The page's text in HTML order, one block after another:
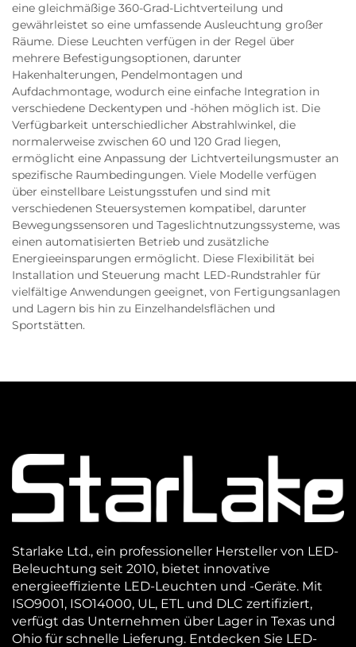
eine gleichmäßige 360-Grad-Lichtverteilung und
gewährleistet so eine umfassende Ausleuchtung großer
Räume. Diese Leuchten verfügen in der Regel über
mehrere Befestigungsoptionen, darunter
Hakenhalterungen, Pendelmontagen und
Aufdachmontage, wodurch eine einfache Integration in
verschiedene Deckentypen und -höhen möglich ist. Die
Verfügbarkeit unterschiedlicher Abstrahlwinkel, die
normalerweise zwischen 60 und 120 Grad liegen,
ermöglicht eine Anpassung der Lichtverteilungsmuster an
spezifische Raumbedingungen. Viele Modelle verfügen
über einstellbare Leistungsstufen und sind mit
verschiedenen Steuersystemen kompatibel, darunter
Bewegungssensoren und Tageslichtnutzungssysteme, was
einen automatisierten Betrieb und zusätzliche
Energieeinsparungen ermöglicht. Diese Flexibilität bei
Installation und Steuerung macht LED-Rundstrahler für
vielfältige Anwendungen geeignet, von Fertigungsanlagen
und Lagern bis hin zu Einzelhandelsflächen und
Sportstätten.
Starlake Ltd., ein professioneller Hersteller von LED-
Beleuchtung seit 2010, bietet innovative
energieeffiziente LED-Leuchten und -Geräte. Mit
ISO9001, ISO14000, UL, ETL und DLC zertifiziert,
verfügt das Unternehmen über Lager in Texas und
Ohio für schnelle Lieferung. Entdecken Sie LED-